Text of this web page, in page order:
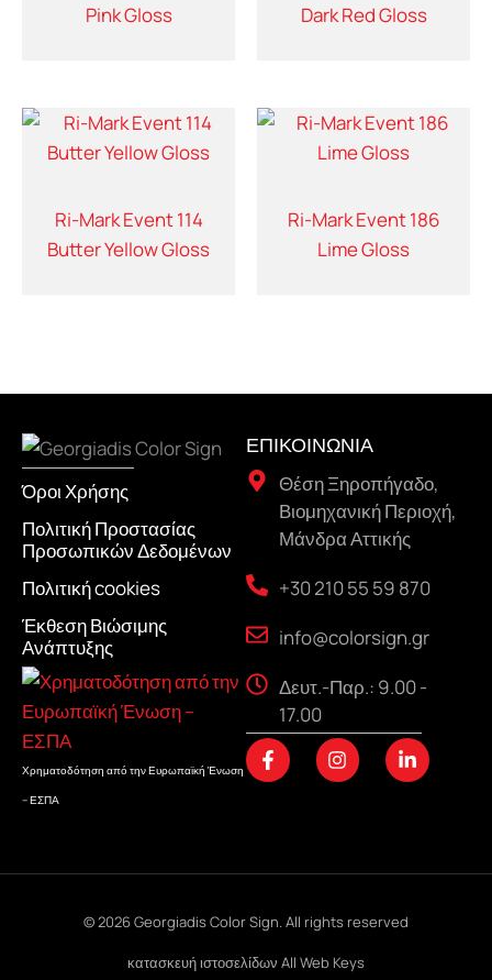
Pink Gloss
Dark Red Gloss
Ri-Mark Event 114
Butter Yellow Gloss
Ri-Mark Event 186
Lime Gloss
Όροι Χρήσης
Πολιτική Προστασίας
Προσωπικών Δεδομένων
Πολιτική cookies
Έκθεση Βιώσιμης
Ανάπτυξης
Χρηματοδότηση από την Ευρωπαϊκή Ένωση
– ΕΣΠΑ
ΕΠΙΚΟΙΝΩΝΙΑ
Θέση Ξηροπήγαδο,
Βιομηχανική Περιοχή,
Μάνδρα Αττικής
+30 210 55 59 870
info@colorsign.gr
Δευτ.-Παρ.: 9.00 -
17.00
F
a
c
f
I
n
s
L
i
n
i
© 2026 Georgiadis Color Sign. All rights reserved
κατασκευή ιστοσελίδων All Web Keys